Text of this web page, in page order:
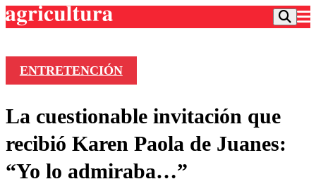
Frecuencias
Agricultura TV
Deportes
Colo Colo
Entretención
ENTRETENCIÓN
La cuestionable invitación que
recibió Karen Paola de Juanes:
“Yo lo admiraba…”